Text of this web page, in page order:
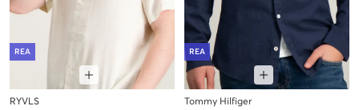
REA
RYVLS
REA
Tommy Hilfiger